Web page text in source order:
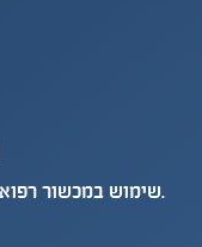
שימוש במכשור רפואי חדשני ומתקדם.